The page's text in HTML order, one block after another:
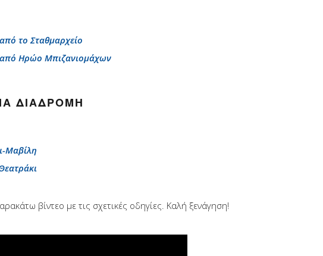
το Σταθμαρχείο
Ηρώο Μπιζανιομάχων
ΔΙΑΔΡΟΜΉ
Μαβίλη
βίντεο με τις σχετικές οδηγίες. Καλή ξενάγηση!